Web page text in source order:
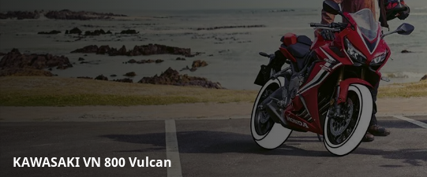
KAWASAKI VN 800 Vulcan